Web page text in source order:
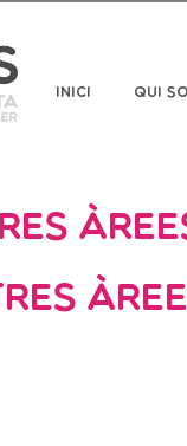
Inici Qui